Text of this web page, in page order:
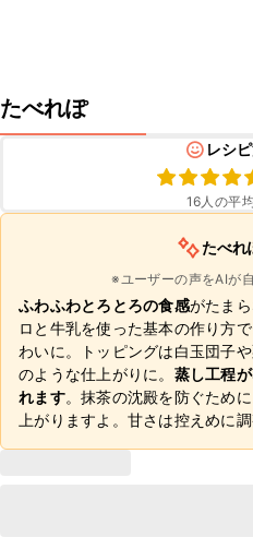
たべれぽ
レシ
16人の平
たべれ
※ユーザーの声をAIが
ふわふわとろとろの食感がたま
ロと牛乳を使った基本の作り方
わいに。トッピングは白玉団子
のような仕上がりに。 蒸し工程
れます。抹茶の沈殿を防ぐため
上がりますよ。甘さは控えめに調